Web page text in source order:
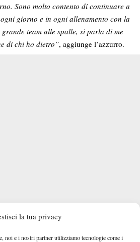
la tua privacy
noi e i nostri partner utilizziamo tecnologie come i
Sono molto contento di continuare a
giorno e in ogni allenamento con la
team alle spalle, si parla di me
di chi ho dietro”, aggiunge l’azzurro.